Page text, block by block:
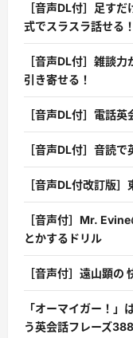
［音声DL付］足す
式でスラスラ話せる！
［音声DL付］雑談
引き寄せる！
［音声DL付］電話
［音声DL付］音読
［音声DL付改訂版
［音声付］Mr.
とかするドリル
［音声付］遠山顕
「オーマイガー！」
う英会話フレーズ388